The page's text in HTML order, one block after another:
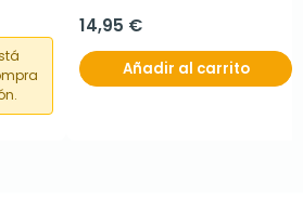
14,95 €
Añadir al carrito